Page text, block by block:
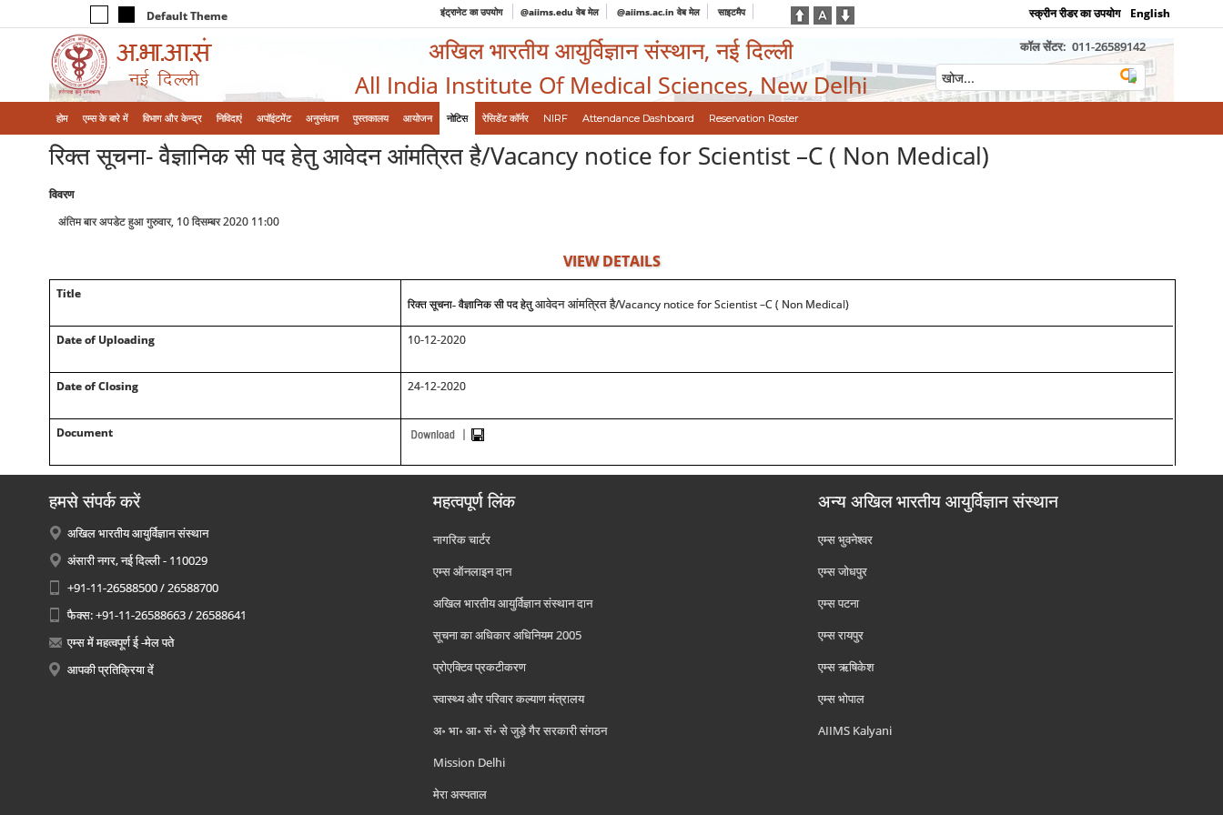
Default Theme इंट्रानेट का उपयोग @aiims.edu वेब मेल @aiims.ac.in वेब मेल साइटमैप स्क्रीन रीडर का उपयोग English
अखिल भारतीय आयुर्विज्ञान संस्थान, नई दिल्ली
All India Institute Of Medical Sciences, New Delhi
कॉल सेंटर: 011-26589142
होम एम्‍स के बारे में विभाग और केन्‍द्र निविदाएं अपॉइंटमेंट अनुसंधान पुस्तकालय आयोजन नोटिस रेसिडेंट कॉर्नर NIRF Attendance Dashboard Reservation Roster
रिक्त सूचना- वैज्ञानिक सी पद हेतु आवेदन आंमत्रित है/Vacancy notice for Scientist –C ( Non Medical)
विवरण
अंतिम बार अपडेट हुआ गुरुवार, 10 दिसम्बर 2020 11:00
VIEW DETAILS
Title
रिक्त सूचना-वैज्ञानिक सी पद हेतु आवेदन आंमत्रित है/Vacancy notice for Scientist –C ( Non Medical)
Date of Uploading 10-12-2020
Date of Closing 24-12-2020
Document
हमसे संपर्क करें
अखिल भारतीय आयुर्विज्ञान संस्थान
अंसारी नगर, नई दिल्ली - 110029
+91-11-26588500 / 26588700
फैक्स: +91-11-26588663 / 26588641
एम्स में महत्वपूर्ण ई -मेल पते
आपकी प्रतिक्रिया दें
महत्वपूर्ण लिंक
नागरिक चार्टर
एम्स ऑनलाइन दान
अखिल भारतीय आयुर्विज्ञान संस्थान दान
सूचना का अधिकार अधिनियम 2005
प्रोएक्टिव प्रकटीकरण
स्वास्थ्य और परिवार कल्याण मंत्रालय
अ॰ भा॰ आ॰ सं॰ से जुड़े गैर सरकारी संगठन
Mission Delhi
मेरा अस्पताल
अन्य अखिल भारतीय आयुर्विज्ञान संस्थान
एम्‍स भुवनेश्वर
एम्‍स जोधपुर
एम्‍स पटना
एम्‍स रायपुर
एम्‍स ऋषिकेश
एम्‍स भोपाल
AIIMS Kalyani